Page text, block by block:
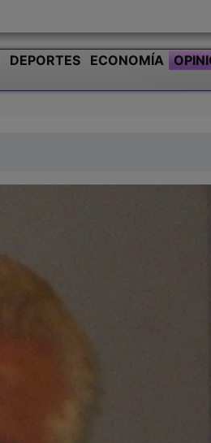
DEPORTES ECONOMÍA